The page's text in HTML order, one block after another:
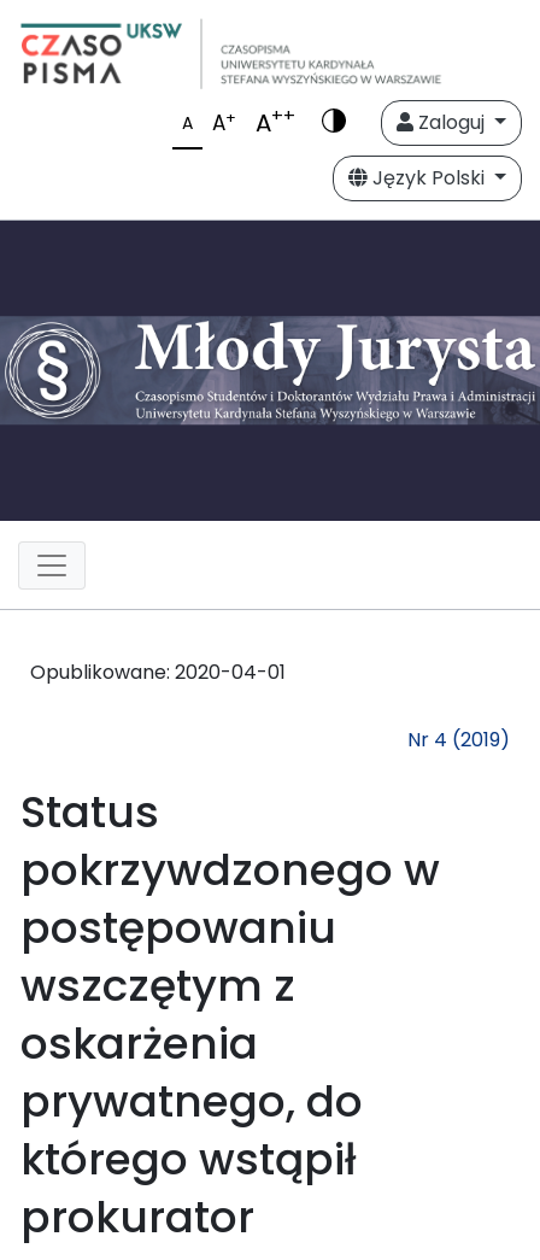
A A+ A++
Zaloguj
Język Polski
Opublikowane: 2020-04-01
Nr 4 (2019)
Status
pokrzywdzonego w
postępowaniu
wszczętym z
oskarżenia
prywatnego, do
którego wstąpił
prokurator